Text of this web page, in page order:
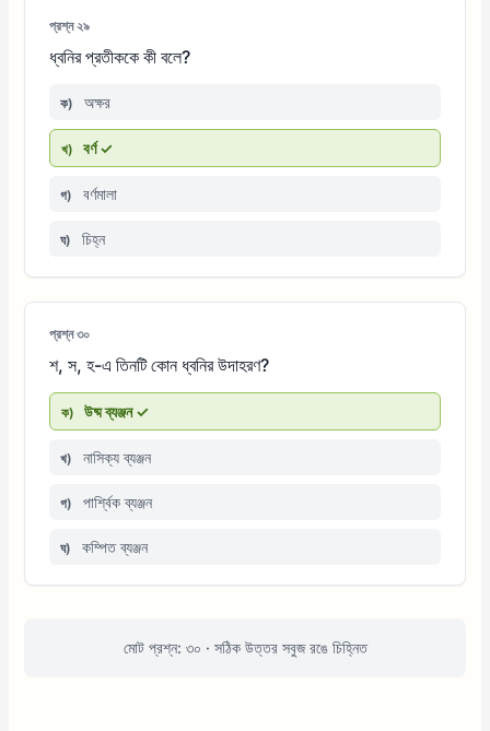
প্রশ্ন ২৯
ধ্বনির প্রতীককে কী বলে?
ক) অক্ষর
খ) বর্ণ ✓
গ) বর্ণমালা
ঘ) চিহ্ন
প্রশ্ন ৩০
শ, স, হ-এ তিনটি কোন ধ্বনির উদাহরণ?
ক) উষ্ম ব্যঞ্জন ✓
খ) নাসিক্য ব্যঞ্জন
গ) পার্শ্বিক ব্যঞ্জন
ঘ) কম্পিত ব্যঞ্জন
মোট প্রশ্ন: ৩০ · সঠিক উত্তর সবুজ রঙে চিহ্নিত